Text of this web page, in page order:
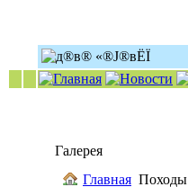
Галерея
Главная Походы